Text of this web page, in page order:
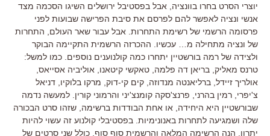
יוצרי הסרט בחרו בוונציה, אבל בפסטיבל ירושלים השיגו הסכמה מצד
אנשי ונציה לאפשר להם לפרסם את סיבת הפרישה שבועות לפני
פרסומה הרשמי של רשימת התחרות. אבל עבור שאר העולם, התחרות
של ונציה מתחילה מ… עכשיו. ההכרזה הרשמית התקיימה הבוקר
ולצידה של רמה בורשטיין יתחרו כמה קולנוענים נוספים. כמו למשל:
טרנס מאליק, בריאן דה פלמה, טאקשי קיטאנו, אוליביה אסייאס,
אולריך זיידל, ברליאנטה מנדוזה, קים קי-דוק, מרקו בלוקיו, דניאל
צ'יפרי, רמין בהרני, פרנצ'סקה קומנצ'יני והרמוני קורין. למעשה נדמה
שבורשטיין היא היחידה, או אחת הבודדות ברשימה, שזהו סרט הבכורה
שלה ושמגיעה לתחרות באנונימיות. בפסטיבלי קולנוע זה עשוי להיות
יתרון. הנה הרשימה המלאה והרשמית סוף סוף, כולל שני סרטים של